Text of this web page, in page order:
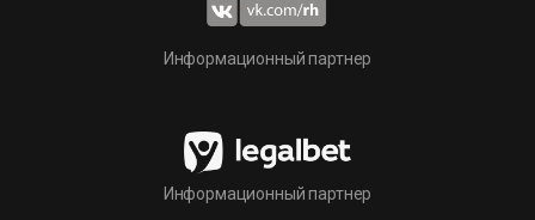
Информационный партнер
Информационный партнер